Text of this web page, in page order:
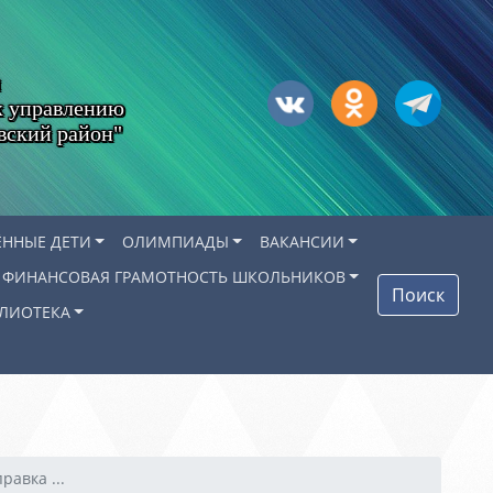
управлению
район"
ДЕТИ ОЛИМПИАДЫ
ВАКАНСИИ
ФИНАНСОВАЯ ГРАМОТНОСТЬ ШКОЛЬНИКОВ
Поиск
...